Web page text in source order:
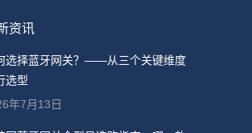
资讯
选择蓝牙网关？——从三个关键维度
选型
年7月13日